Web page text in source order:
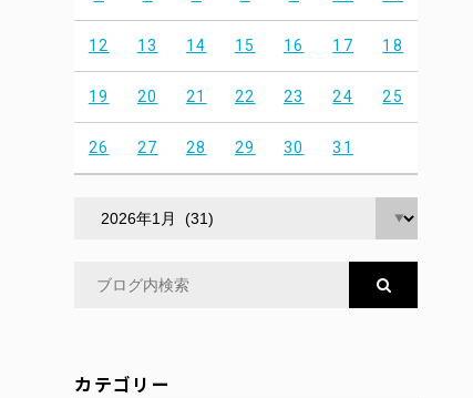
12 13 14 15 16 17 18
19 20 21 22 23 24 25
26 27 28 29 30 31
カテゴリー